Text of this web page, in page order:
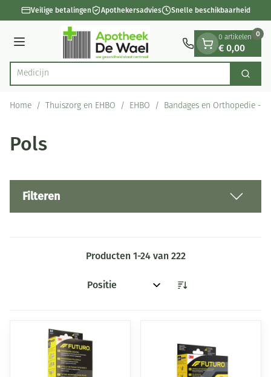
Ga naar de inhoud
1 van 1Veilige betalingen Apothekersadvies Snelle beschikbaarheid
Menu
Product, merk, categorie... Zoek
0 artikelen
€ 0,00
0
Home / Thuiszorg en EHBO / EHBO / Bandages en Orthopedie -
Pols
Filteren
Producten 1-24van 222
Sorteer op: